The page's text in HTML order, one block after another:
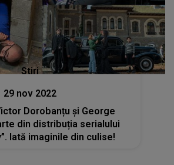
Stiri
29 nov 2022
Dorobanțu și George
din distribuția serialului
”Wednesday”. Iată imaginile din culise!